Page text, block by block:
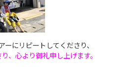
にリピートしてくださり、
、心より御礼申し上げます。